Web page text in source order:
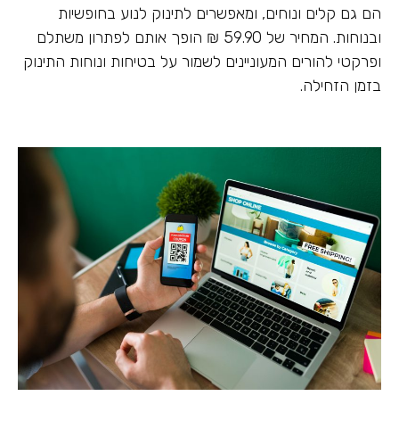
הם גם קלים ונוחים, ומאפשרים לתינוק לנוע בחופשיות
ובנוחות. המחיר של 59.90 ₪ הופך אותם לפתרון משתלם
ופרקטי להורים המעוניינים לשמור על בטיחות ונוחות התינוק
בזמן הזחילה.